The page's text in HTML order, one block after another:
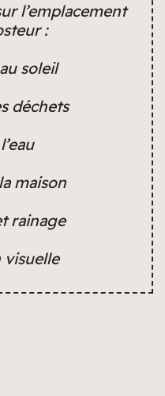
l’emplacement
:
soleil
déchets
maison
rainage